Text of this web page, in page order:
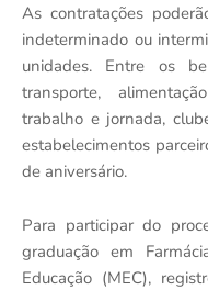
As contratações
indeterminado ou
unidades. Entre os
transporte,
trabalho e jornada,
estabelecimentos
de aniversário.
Para participar do
graduação em
Educação (MEC),